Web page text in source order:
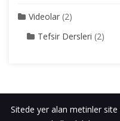
Videolar (2)
Tefsir Dersleri (2)
Sitede yer alan metinler